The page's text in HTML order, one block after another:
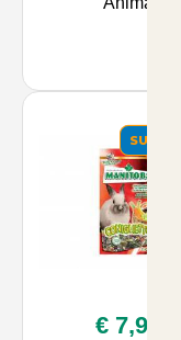
€ 7,90